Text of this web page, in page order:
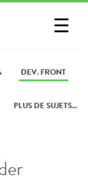
☰
DEV. FRONT
PLUS DE SUJETS...